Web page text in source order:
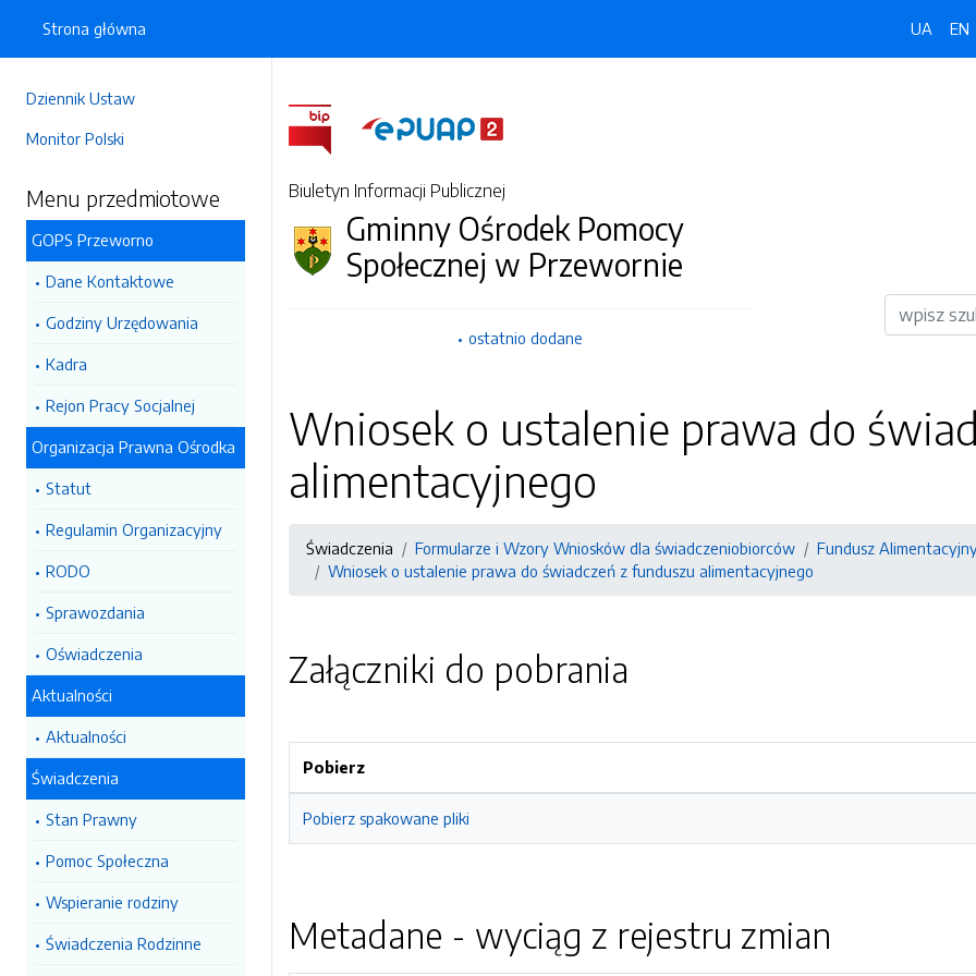
Dziennik Ustaw
Monitor Polski
Menu przedmiotowe
GOPS Przeworno
Dane Kontaktowe
Godziny Urzędowania
Kadra
Rejon Pracy Socjalnej
Organizacja Prawna Ośrodka
Statut
Regulamin Organizacyjny
RODO
Sprawozdania
Oświadczenia
Aktualności
Aktualności
Świadczenia
Stan Prawny
Pomoc Społeczna
Wspieranie rodziny
Świadczenia Rodzinne
Strona główna UA EN
Biuletyn Informacji Publicznej
Gminny Ośrodek Pomocy
Społecznej w Przewornie
ostatnio dodane
Wniosek o ustalenie prawa do
alimentacyjnego
Świadczenia Formularze i Wzory Wniosków dla świadczeniobiorców
Fundusz
Wniosek o ustalenie prawa do świadczeń z funduszu alimentacyjnego
Załączniki do pobrania
Pobierz
Pobierz spakowane pliki
Metadane - wyciąg z rejestru zmian